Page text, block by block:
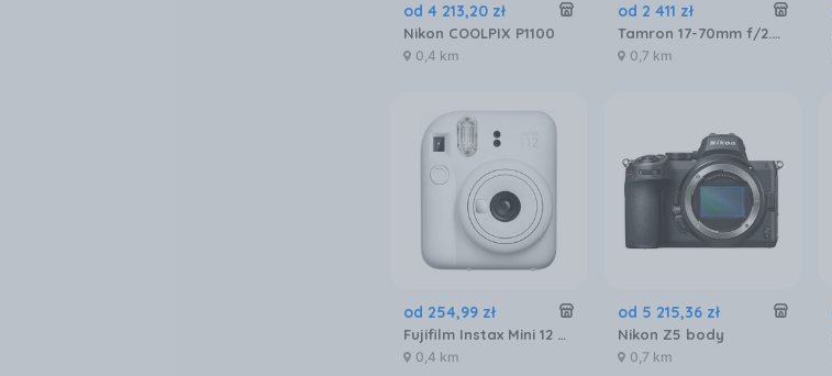
od 4 213,20 zł
Nikon COOLPIX P1100
0,4 km
od 2 411 zł
Tamron 17-70mm f/2.8 Di III-A VC RXD
0,7 km
od 254,99 zł
Fujifilm Instax Mini 12 Biały
0,4 km
od 5 215,36 zł
Nikon Z5 body
0,7 km